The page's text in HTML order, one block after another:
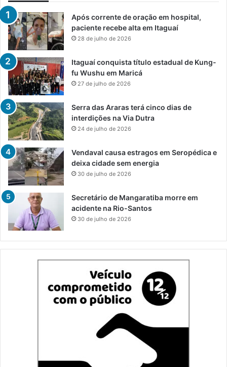
Após corrente de oração em hospital,
paciente recebe alta em Itaguaí
28 de julho de 2026
Itaguaí conquista título estadual de Kung-
fu Wushu em Maricá
27 de julho de 2026
Serra das Araras terá cinco dias de
interdições na Via Dutra
24 de julho de 2026
Vendaval causa estragos em Seropédica e
deixa cidade sem energia
30 de julho de 2026
Secretário de Mangaratiba morre em
acidente na Rio-Santos
30 de julho de 2026